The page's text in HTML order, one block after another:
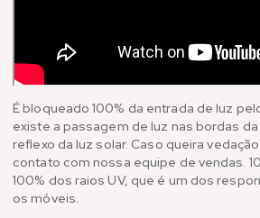
É bloqueado 100% da entrada de luz
existe a passagem de luz nas bordas
reflexo da luz solar. Caso queira
contato com nossa equipe de vendas.
100% dos raios UV, que é um dos
os móveis.